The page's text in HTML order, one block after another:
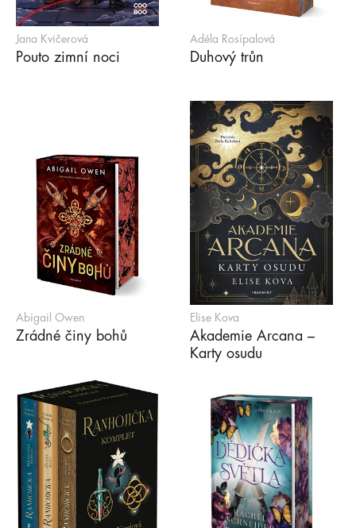
Jana Kvičerová
Pouto zimní noci
Adéla Rosípalová
Duhový trůn
Abigail Owen
Zrádné činy bohů
Elise Kova
Akademie Arcana –
Karty osudu